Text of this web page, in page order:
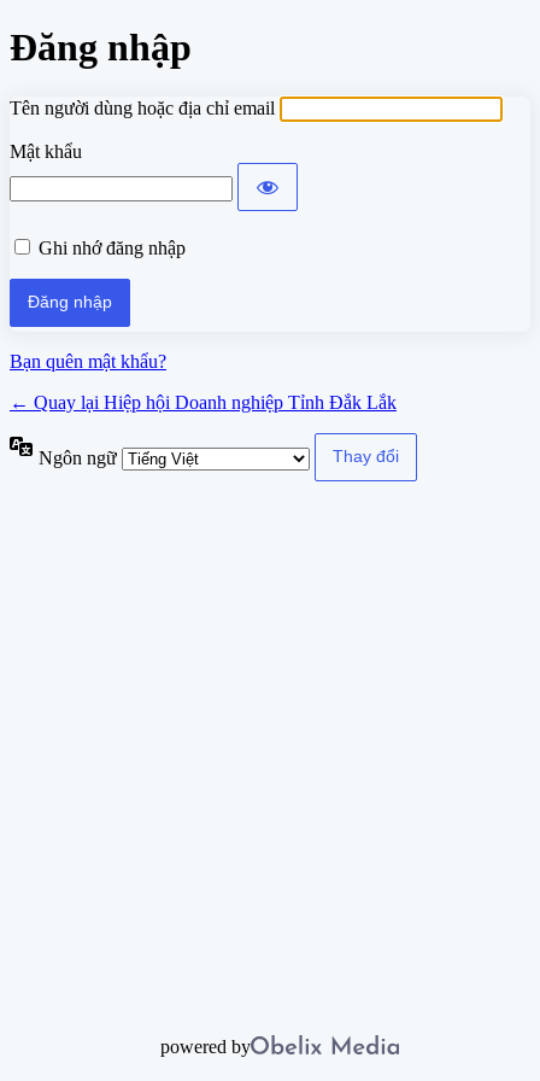
Đăng nhập
Tên người dùng hoặc địa chỉ email
Mật khẩu
Ghi nhớ đăng nhập
Bạn quên mật khẩu?
← Quay lại Hiệp hội Doanh nghiệp Tỉnh Đắk Lắk
Ngôn ngữ
powered by